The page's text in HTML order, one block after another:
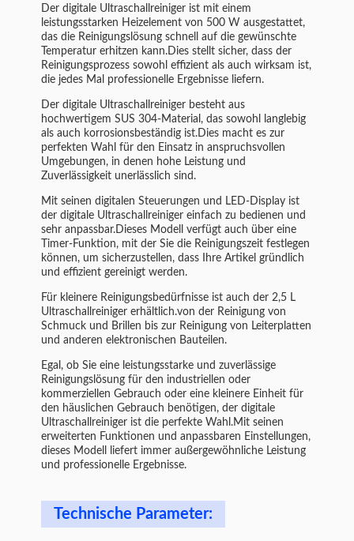
Der digitale Ultraschallreiniger ist mit einem
leistungsstarken Heizelement von 500 W ausgestattet,
das die Reinigungslösung schnell auf die gewünschte
Temperatur erhitzen kann.Dies stellt sicher, dass der
Reinigungsprozess sowohl effizient als auch wirksam ist,
die jedes Mal professionelle Ergebnisse liefern.
Der digitale Ultraschallreiniger besteht aus
hochwertigem SUS 304-Material, das sowohl langlebig
als auch korrosionsbeständig ist.Dies macht es zur
perfekten Wahl für den Einsatz in anspruchsvollen
Umgebungen, in denen hohe Leistung und
Zuverlässigkeit unerlässlich sind.
Mit seinen digitalen Steuerungen und LED-Display ist
der digitale Ultraschallreiniger einfach zu bedienen und
sehr anpassbar.Dieses Modell verfügt auch über eine
Timer-Funktion, mit der Sie die Reinigungszeit festlegen
können, um sicherzustellen, dass Ihre Artikel gründlich
und effizient gereinigt werden.
Für kleinere Reinigungsbedürfnisse ist auch der 2,5 L
Ultraschallreiniger erhältlich.von der Reinigung von
Schmuck und Brillen bis zur Reinigung von Leiterplatten
und anderen elektronischen Bauteilen.
Egal, ob Sie eine leistungsstarke und zuverlässige
Reinigungslösung für den industriellen oder
kommerziellen Gebrauch oder eine kleinere Einheit für
den häuslichen Gebrauch benötigen, der digitale
Ultraschallreiniger ist die perfekte Wahl.Mit seinen
erweiterten Funktionen und anpassbaren Einstellungen,
dieses Modell liefert immer außergewöhnliche Leistung
und professionelle Ergebnisse.
Technische Parameter: